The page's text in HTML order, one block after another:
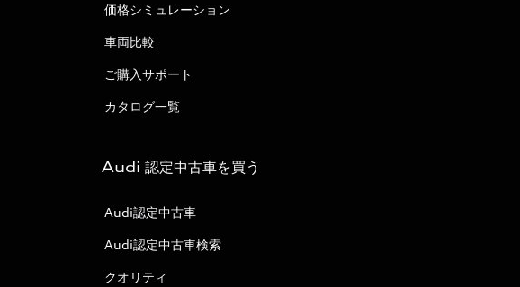
価格シミュレーション
車両比較
ご購入サポート
カタログ一覧
Audi 認定中古車を買う
Audi認定中古車
Audi認定中古車検索
クオリティ